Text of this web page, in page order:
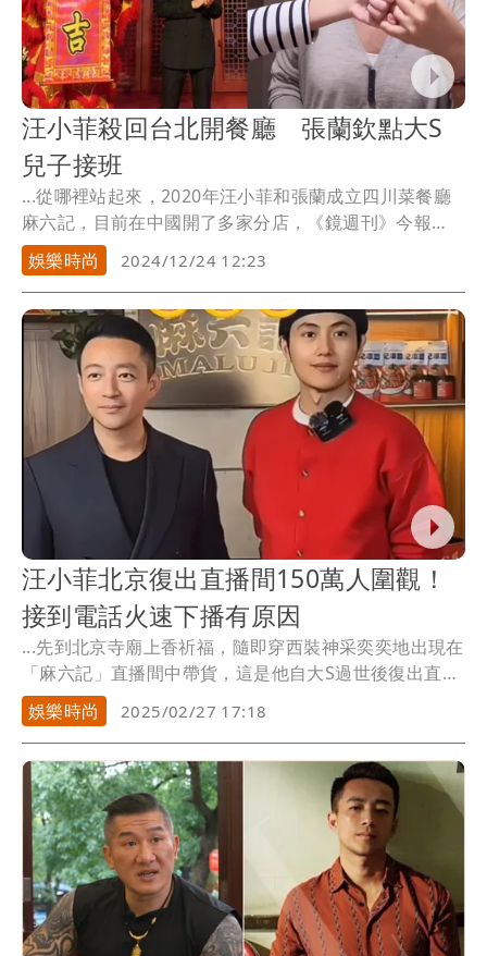
汪小菲殺回台北開餐廳 張蘭欽點大S
兒子接班
...從哪裡站起來，2020年汪小菲和張蘭成立四川菜餐廳
麻六記，目前在中國開了多家分店，《鏡週刊》今報
導，...
娛樂時尚 2024/12/24 12:23
汪小菲北京復出直播間150萬人圍觀！
接到電話火速下播有原因
...先到北京寺廟上香祈福，隨即穿西裝神采奕奕地出現在
「麻六記」直播間中帶貨，這是他自大S過世後復出直播
間...
娛樂時尚 2025/02/27 17:18